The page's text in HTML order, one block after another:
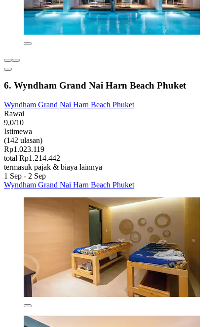
6. Wyndham Grand Nai Harn Beach Phuket
Wyndham Grand Nai Harn Beach Phuket
Rawai
9,0/10
Istimewa
(142 ulasan)
Rp1.023.119
total Rp1.214.442
termasuk pajak & biaya lainnya
1 Sep - 2 Sep
Wyndham Grand Nai Harn Beach Phuket